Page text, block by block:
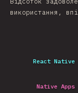
використання,
React Native
Native Apps